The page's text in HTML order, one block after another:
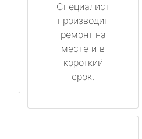
Специалист
производит
ремонт на
месте и в
короткий
срок.